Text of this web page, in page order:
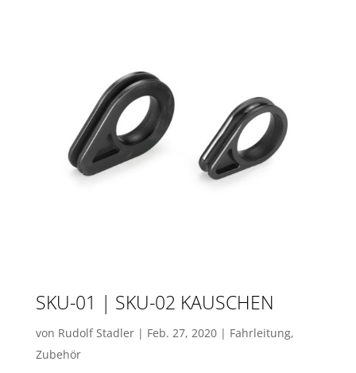
SKU-01 | SKU-02 KAUSCHEN
von Rudolf Stadler| Feb. 27, 2020| Fahrleitung,
Zubehör